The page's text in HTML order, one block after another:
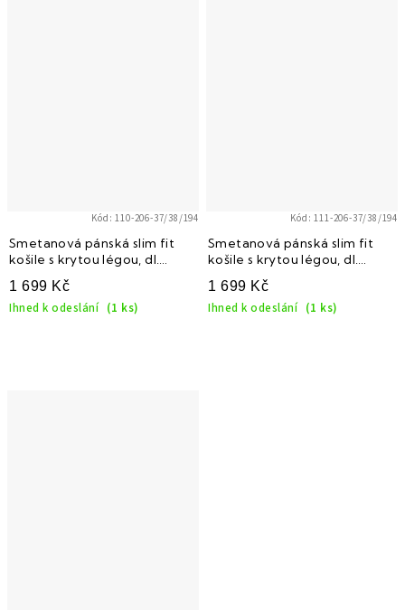
Smetanová pánská slim fit
košile s krytou légou, dl.
rukáv na manž. knoflíčky, 110-
206
1 699 Kč
Ihned k odeslání (1 ks)
Kód:110-206-37/38/194
Smetanová pánská slim fit
košile s krytou légou, dl.
rukáv na manž. knoflíčky, 111-
206
1 699 Kč
Ihned k odeslání (1 ks)
Kód:111-206-37/38/194